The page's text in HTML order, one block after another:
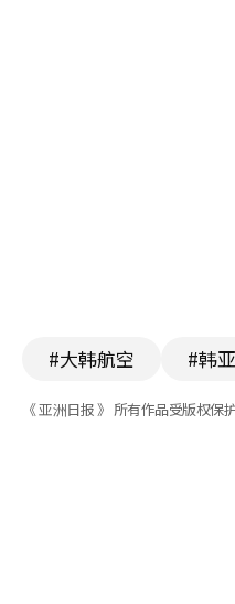
#大韩航空 #韩
《 亚洲日报 》 所有作品受版权保